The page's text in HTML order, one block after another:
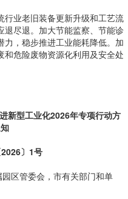
业老旧装备更新升级和工艺流
尽退。加大节能监察、节能诊
，稳步推进工业能耗降低。加
危险废物资源化利用及安全处
新型工业化2026年专项行动方
〕1号
区管委会，市有关部门和单